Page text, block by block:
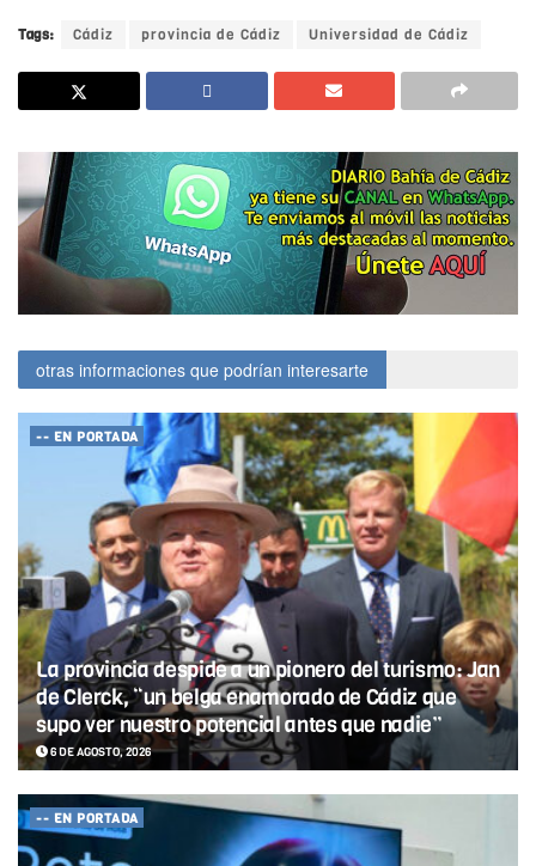
Tags: Cádiz provincia de Cádiz Universidad de Cádiz
otras informaciones que podrían interesarte
-- EN PORTADA
La provincia despide a un pionero del turismo: Jan
de Clerck, “un belga enamorado de Cádiz que
supo ver nuestro potencial antes que nadie”
6 DE AGOSTO, 2026
-- EN PORTADA